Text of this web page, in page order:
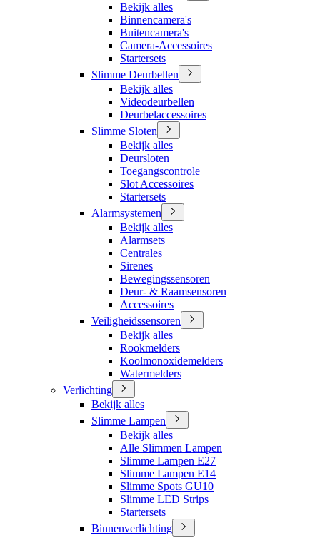
Bekijk alles
Binnencamera's
Buitencamera's
Camera-Accessoires
Startersets
Slimme Deurbellen
Bekijk alles
Videodeurbellen
Deurbelaccessoires
Slimme Sloten
Bekijk alles
Deursloten
Toegangscontrole
Slot Accessoires
Startersets
Alarmsystemen
Bekijk alles
Alarmsets
Centrales
Sirenes
Bewegingssensoren
Deur- & Raamsensoren
Accessoires
Veiligheidssensoren
Bekijk alles
Rookmelders
Koolmonoxidemelders
Watermelders
Verlichting
Bekijk alles
Slimme Lampen
Bekijk alles
Alle Slimmen Lampen
Slimme Lampen E27
Slimme Lampen E14
Slimme Spots GU10
Slimme LED Strips
Startersets
Binnenverlichting